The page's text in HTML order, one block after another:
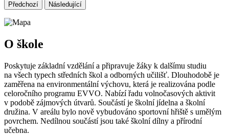
Předchozí Následující
O škole
Poskytuje základní vzdělání a připravuje žáky k dalšímu studiu
na všech typech středních škol a odborných učilišť. Dlouhodobě je
zaměřena na environmentální výchovu, která je realizována podle
celoročního programu EVVO. Nabízí řadu volnočasových aktivit
v podobě zájmových útvarů. Součástí je školní jídelna a školní
družina. V areálu bylo nově vybudováno sportovní hřiště s umělým
povrchem. Nedílnou součástí jsou také školní dílny a přírodní
učebna.